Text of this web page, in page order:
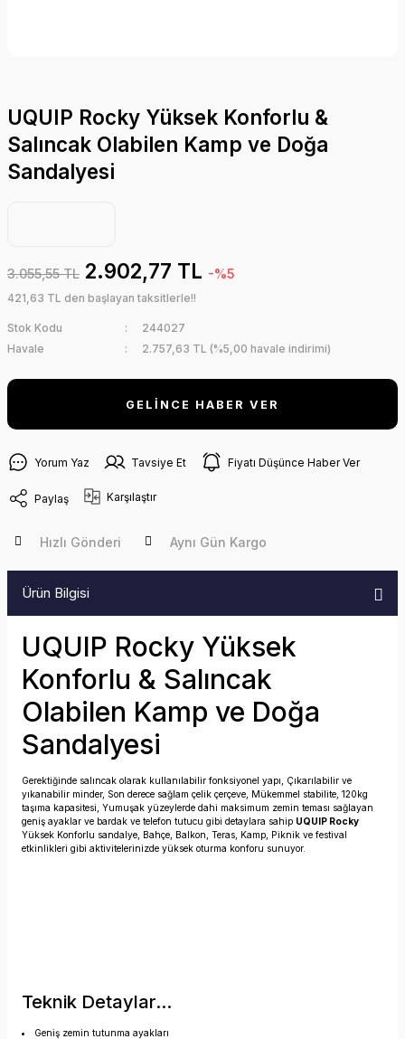
UQUIP Rocky Yüksek Konforlu &
Salıncak Olabilen Kamp ve Doğa
Sandalyesi
3.055,55 TL 2.902,77 TL -%5
421,63 TL den başlayan taksitlerle!!
Stok Kodu
244027
Havale
2.757,63 TL (%5,00 havale indirimi)
GELİNCE HABER VER
Yorum Yaz Tavsiye Et Fiyatı Düşünce Haber Ver
Paylaş Karşılaştır
Hızlı Gönderi Aynı Gün Kargo
Ürün Bilgisi
UQUIP Rocky Yüksek
Konforlu & Salıncak
Olabilen Kamp ve Doğa
Sandalyesi
Gerektiğinde salıncak olarak kullanılabilir fonksiyonel yapı, Çıkarılabilir ve
yıkanabilir minder, Son derece sağlam çelik çerçeve, Mükemmel stabilite, 120kg
taşıma kapasitesi, Yumuşak yüzeylerde dahi maksimum zemin teması sağlayan
geniş ayaklar ve bardak ve telefon tutucu gibi detaylara sahip UQUIP Rocky
Yüksek Konforlu sandalye, Bahçe, Balkon, Teras, Kamp, Piknik ve festival
etkinlikleri gibi aktivitelerinizde yüksek oturma konforu sunuyor.
Teknik Detaylar...
Geniş zemin tutunma ayakları